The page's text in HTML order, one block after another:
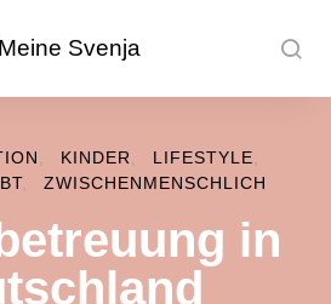
KINDER
LIFESTYLE
ZWISCHENMENSCHLICH
in